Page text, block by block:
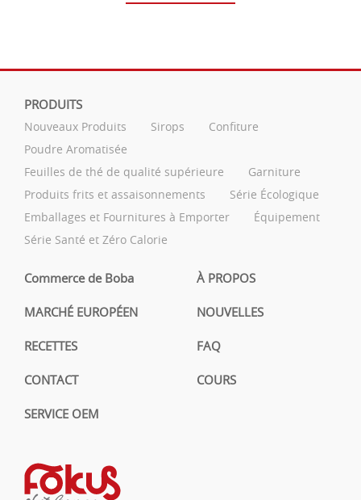
PRODUITS
Nouveaux Produits Sirops
Confiture
Poudre Aromatisée
Feuilles de thé de qualité supérieure
Garniture
Produits frits et assaisonnements
Série Écologique
Emballages et Fournitures à Emporter
Équipement
Série Santé et Zéro Calorie
Commerce de Boba À PROPOS
MARCHÉ EUROPÉEN NOUVELLES
RECETTES FAQ
CONTACT COURS
SERVICE OEM